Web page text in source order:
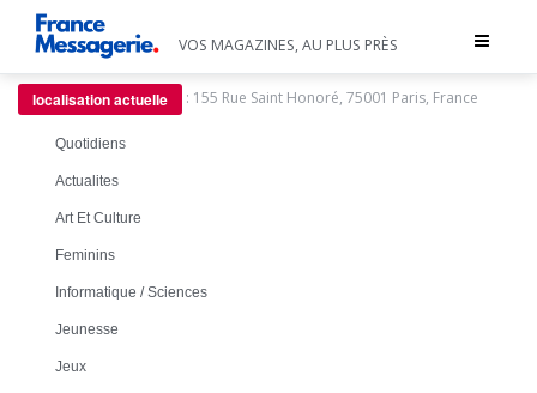
Toggle
VOS MAGAZINES, AU PLUS PRÈS
localisation actuelle : 155 Rue Saint Honoré, 75001 Paris, France
Quotidiens
Actualites
Art Et Culture
Feminins
Informatique / Sciences
Jeunesse
Jeux